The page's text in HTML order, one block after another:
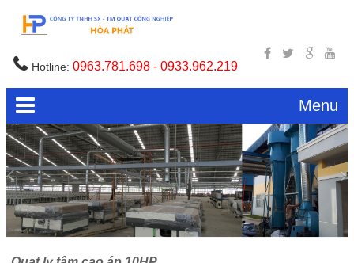
Hotline:0963.781.698 - 0933.962.219
Menu